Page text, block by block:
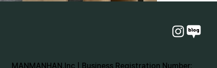
MANMANHAN.Inc | Business Registration Number: